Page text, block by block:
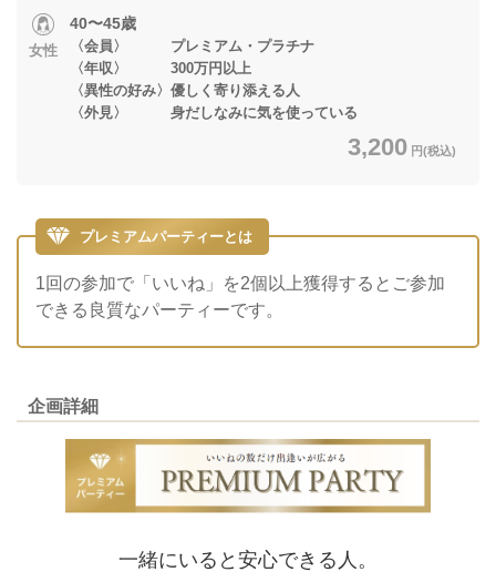
女性
40〜45歳
〈会員〉 プレミアム・プラチナ
〈年収〉 300万円以上
〈異性の好み〉優しく寄り添える人
〈外見〉 身だしなみに気を使っている
3,200 円(税込)
プレミアムパーティーとは
1回の参加で「いいね」を2個以上獲得するとご参加
できる良質なパーティーです。
企画詳細
一緒にいると安心できる人。